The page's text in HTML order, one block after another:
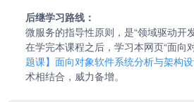
后继学习路线：
微服务的指导性原则，是“领域驱动开
在学完本课程之后，学习本网页“面向
题课】面向对象软件系统分析与架构
术相结合，威力备增。